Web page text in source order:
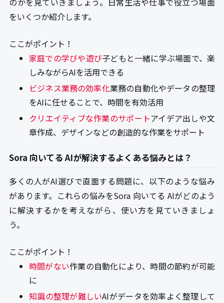
をいくつか紹介します。
ここがポイント！
家庭での学びや遊び子どもと一緒に学ぶ場面で、楽
しみながらAIを活用できる
ビジネス業務の効率化業務の自動化やデータの整理
をAIに任せることで、時間を有効活用
クリエイティブな作業のサポートアイデア出しや文
章作成、デザインなどの創造的な作業をサポート
Sora 向いてる AIが解決するよくある悩みとは？
多くの人がAI選びで直面する問題に、以下のような悩み
があります。これらの悩みをSora 向いてる AIがどのよう
に解決するかを考えながら、使い方を見ていきましょ
う。
ここがポイント！
時間がない作業の自動化により、時間の節約が可能
に
知識の整理が難しいAIがデータを効率よく整理して